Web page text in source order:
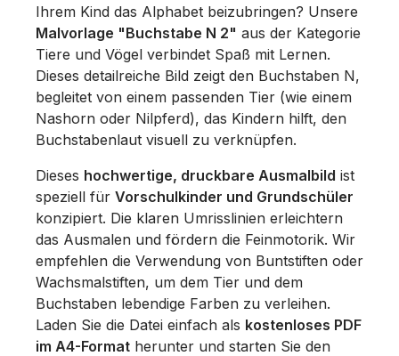
Ihrem Kind das Alphabet beizubringen? Unsere
Malvorlage "Buchstabe N 2" aus der Kategorie
Tiere und Vögel verbindet Spaß mit Lernen.
Dieses detailreiche Bild zeigt den Buchstaben N,
begleitet von einem passenden Tier (wie einem
Nashorn oder Nilpferd), das Kindern hilft, den
Buchstabenlaut visuell zu verknüpfen.
Dieses hochwertige, druckbare Ausmalbild ist
speziell für Vorschulkinder und Grundschüler
konzipiert. Die klaren Umrisslinien erleichtern
das Ausmalen und fördern die Feinmotorik. Wir
empfehlen die Verwendung von Buntstiften oder
Wachsmalstiften, um dem Tier und dem
Buchstaben lebendige Farben zu verleihen.
Laden Sie die Datei einfach als kostenloses PDF
im A4-Format herunter und starten Sie den